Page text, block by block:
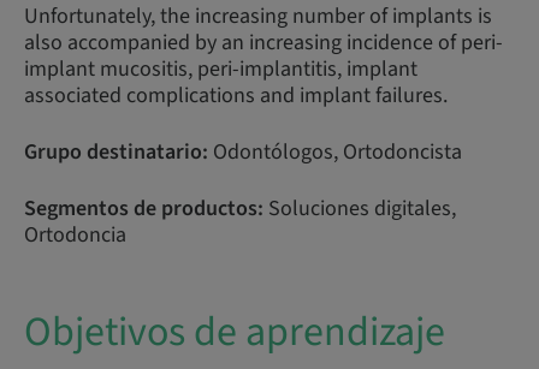
Unfortunately, the increasing number of implants is
also accompanied by an increasing incidence of peri-
implant mucositis, peri-implantitis, implant
associated complications and implant failures.
Grupo destinatario: Odontólogos, Ortodoncista
Segmentos de productos: Soluciones digitales,
Ortodoncia
Objetivos de aprendizaje